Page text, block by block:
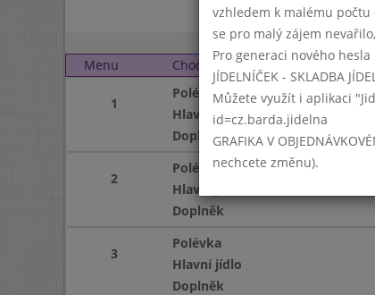
Menu
Chod Pátek 1. 6. 2007
1
Polévka
Hlavní jídlo
Doplněk
2
Polévka
Hlavní jídlo
Doplněk
3
Polévka
Hlavní jídlo
Doplněk
vzhledem k malému počtu
se pro malý zájem
Pro generaci nového
JÍDELNÍČEK - SKLADBA
Můžete využít i aplikaci
id=cz.barda.jidelna
GRAFIKA V
nechcete změnu).